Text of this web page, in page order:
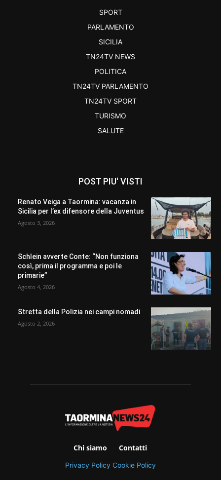
SPORT
PARLAMENTO
SICILIA
TN24TV NEWS
POLITICA
TN24TV PARLAMENTO
TN24TV SPORT
TURISMO
SALUTE
POST PIU' VISTI
Renato Veiga a Taormina: vacanza in
Sicilia per l’ex difensore della Juventus
Agosto 3, 2026
Schlein avverte Conte: “Non funziona
così, prima il programma e poi le
primarie”
Agosto 4, 2026
Stretta della Polizia nei campi nomadi
Agosto 2, 2026
Chi siamo Contatti
Privacy Policy Cookie Policy